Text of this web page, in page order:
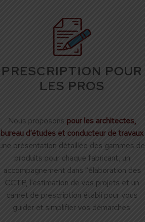
PRESCRIPTION POUR
LES PROS
Nous proposons pour les architectes,
bureau d’études et conducteur de travaux
présentation détaillée des gammes de
produits pour chaque fabricant, un
accompagnement dans l’élaboration des
CCTP, l’estimation de vos projets et un
carnet de prescription établi pour vous
guider et simplifier vos démarches.